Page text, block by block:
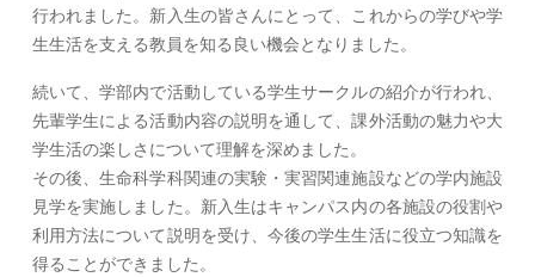
行われました。新入生の皆さんにとって、これからの学びや学
生生活を支える教員を知る良い機会となりました。
続いて、学部内で活動している学生サークルの紹介が行われ、
先輩学生による活動内容の説明を通して、課外活動の魅力や大
学生活の楽しさについて理解を深めました。
その後、生命科学科関連の実験・実習関連施設などの学内施設
見学を実施しました。新入生はキャンパス内の各施設の役割や
利用方法について説明を受け、今後の学生生活に役立つ知識を
得ることができました。